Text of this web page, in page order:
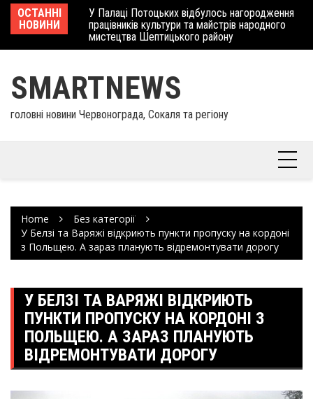
Skip
content
ОСТАННІ
НОВИНИ
У Палаці Потоцьких відбулось нагородження
працівників культури та майстрів народного
мистецтва Шептицького району
SMARTNEWS
головні новини Червонограда, Сокаля та регіону
Home
Без категорії
У Белзі та Варяжі відкриють пункти пропуску на кордоні
з Польщею. А зараз планують відремонтувати дорогу
У БЕЛЗІ ТА ВАРЯЖІ ВІДКРИЮТЬ
ПУНКТИ ПРОПУСКУ НА КОРДОНІ З
ПОЛЬЩЕЮ. А ЗАРАЗ ПЛАНУЮТЬ
ВІДРЕМОНТУВАТИ ДОРОГУ